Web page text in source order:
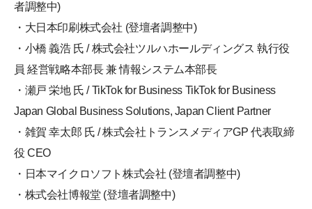
者調整中)
・大日本印刷株式会社 (登壇者調整中)
・小橋 義浩 氏 / 株式会社ツルハホールディングス 執行役
員 経営戦略本部長 兼 情報システム本部長
・瀬戸 栄地 氏 / TikTok for Business TikTok for Business
Japan Global Business Solutions, Japan Client Partner
・雑賀 幸太郎 氏 / 株式会社トランスメディアGP 代表取締
役 CEO
・日本マイクロソフト株式会社 (登壇者調整中)
・株式会社博報堂 (登壇者調整中)